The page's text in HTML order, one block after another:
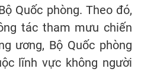
Quốc phòng. Theo đó,
tác tham mưu chiến
ương, Bộ Quốc phòng
lĩnh vực không người